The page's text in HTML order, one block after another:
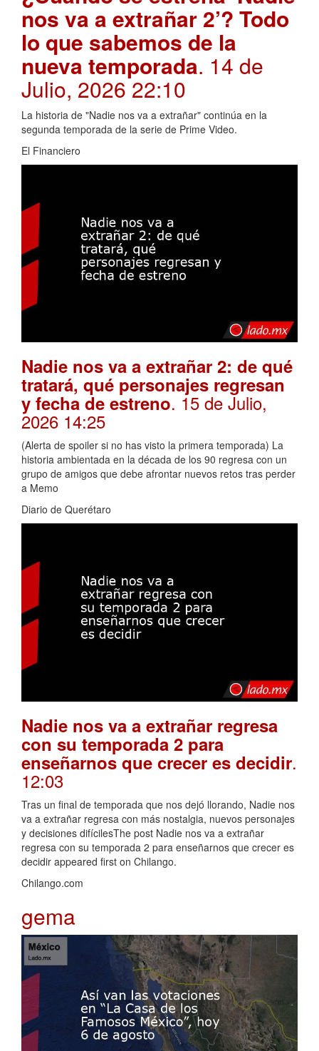
nos va a extrañar 2’? Todo
lo que sabemos de la
nueva temporada. 14 de
Julio, 2026 22:10
La historia de "Nadie nos va a extrañar" continúa en la
segunda temporada de la serie de Prime Video.
El Financiero
Nadie nos va a extrañar 2: de qué
tratará, qué personajes regresan
y fecha de estreno. 15 de Julio,
2026 14:25
(Alerta de spoiler si no has visto la primera temporada) La
historia ambientada en la década de los 90 regresa con un
grupo de amigos que debe afrontar nuevos retos tras perder
a Memo
Diario de Querétaro
Nadie nos va a extrañar regresa
con su temporada 2 para
enseñarnos que crecer es decidir.
12:03
Tras un final de temporada que nos dejó llorando, Nadie nos
va a extrañar regresa con más nostalgia, nuevos personajes
y decisiones difícilesThe post Nadie nos va a extrañar
regresa con su temporada 2 para enseñarnos que crecer es
decidir appeared first on Chilango.
Chilango.com
gema